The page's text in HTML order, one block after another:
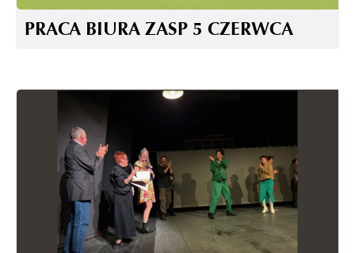
PRACA BIURA ZASP 5 CZERWCA